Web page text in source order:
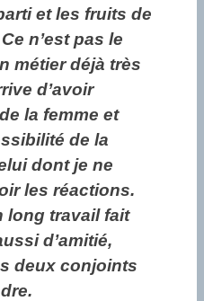
et les fruits de
n’est pas le
métier déjà très
d’avoir
la femme et
de la
dont je ne
les réactions.
long travail fait
d’amitié,
deux conjoints